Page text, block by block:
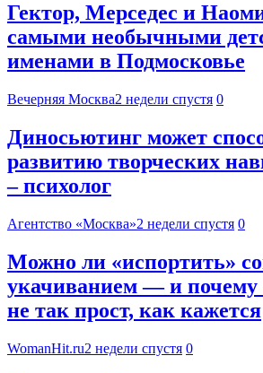
Гектор, Мерседес и
самыми необычными
именами в Подмосковье
Вечерняя Москва2 недели спустя 0
Диносьютинг может
развитию творческих
– психолог
Агентство «Москва»2 недели спустя 0
Можно ли «испортить»
укачиванием — и почему
не так прост, как кажется
WomanHit.ru2 недели спустя 0